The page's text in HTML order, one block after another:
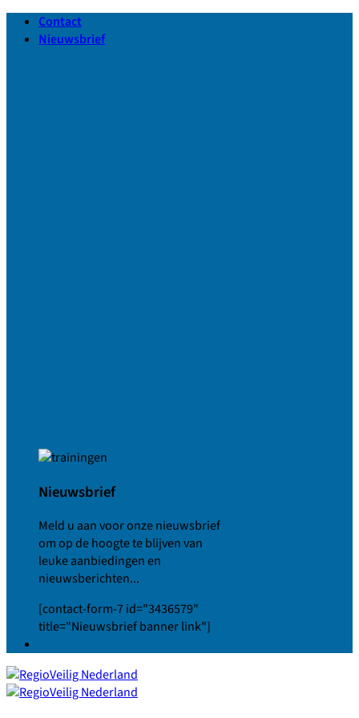
naar
Contact
Nieuwsbrief
Nieuwsbrief
Meld u aan voor onze nieuwsbrief
om op de hoogte te blijven van
leuke aanbiedingen en
nieuwsberichten...
[contact-form-7 id="3436579"
title="Nieuwsbrief banner link"]